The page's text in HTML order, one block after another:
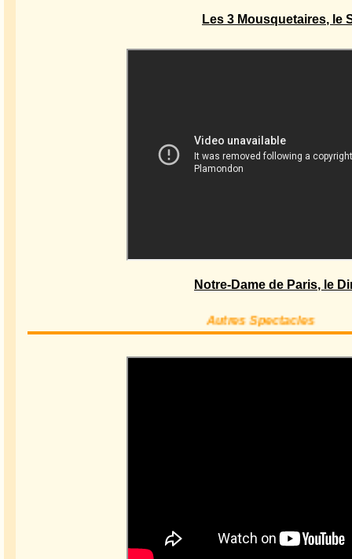
Les 3 Mousquetaires, le
Notre-Dame de Paris, le
Autres Spectacles